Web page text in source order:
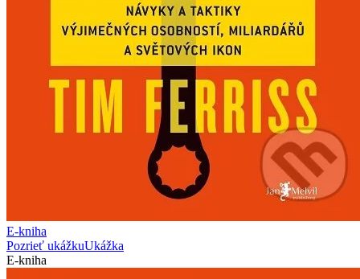
E-kniha
Pozrieť ukážkuUkážka
E-kniha